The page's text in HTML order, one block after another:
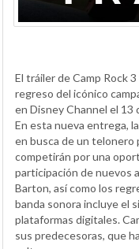
El tráiler de Camp Rock
regreso del icónico
en Disney Channel el 13
En esta nueva entrega,
en busca de un telonero
competirán por una
participación de nuevos
Barton, así como los
banda sonora incluye el
plataformas digitales.
sus predecesoras, que